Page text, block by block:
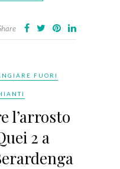
FUORI
l’arrosto
2 a